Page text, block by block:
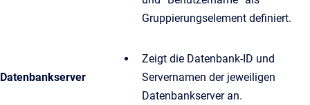
Gruppierungselement definiert.
Datenbankserver
Zeigt die Datenbank-ID und
Servernamen der jeweiligen
Datenbankserver an.